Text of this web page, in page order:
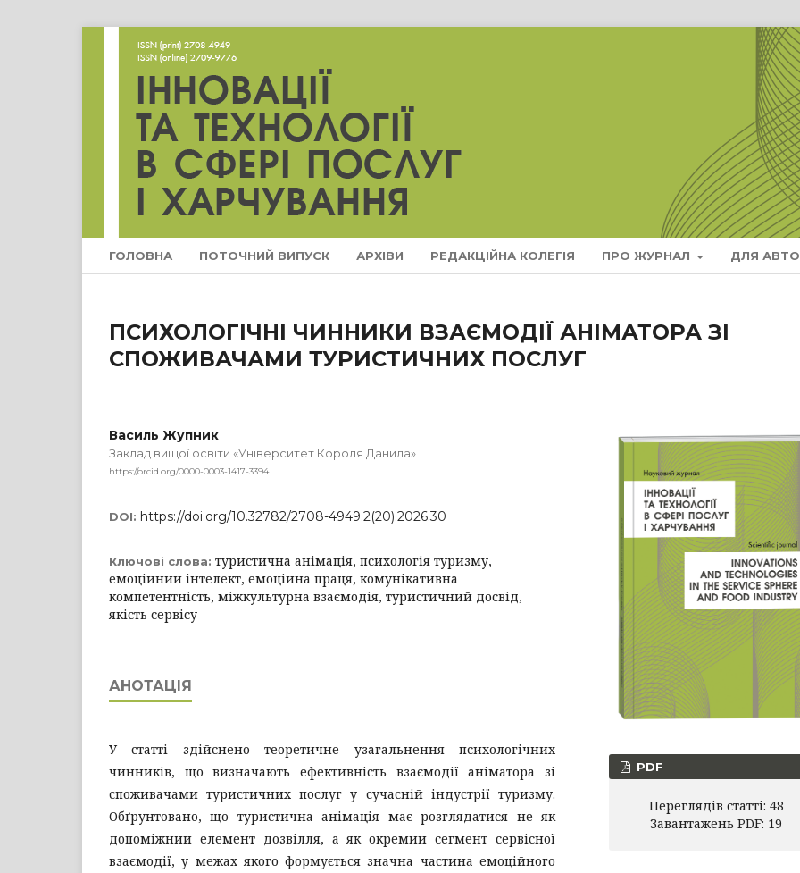
ГОЛОВНА ПОТОЧНИЙ ВИПУСК АРХІВИ РЕДАКЦІЙНА КОЛЕГІЯ ПРО ЖУРНАЛ ДЛЯ
ПСИХОЛОГІЧНІ ЧИННИКИ ВЗАЄМОДІЇ АНІМАТОРА ЗІ
СПОЖИВАЧАМИ ТУРИСТИЧНИХ ПОСЛУГ
Василь Жупник
Заклад вищої освіти «Університет Короля Данила»
https://orcid.org/0000-0003-1417-3394
DOI: https://doi.org/10.32782/2708-4949.2(20).2026.30
Ключові слова: туристична анімація, психологія туризму,
емоційний інтелект, емоційна праця, комунікативна
компетентність, міжкультурна взаємодія, туристичний досвід,
якість сервісу
АНОТАЦІЯ
У статті здійснено теоретичне узагальнення психологічних
чинників, що визначають ефективність взаємодії аніматора зі
споживачами туристичних послуг у сучасній індустрії туризму.
Обґрунтовано, що туристична анімація має розглядатися не як
допоміжний елемент дозвілля, а як окремий сегмент сервісної
взаємодії, у межах якого формується значна частина емоційного
PDF
Переглядів статті: 48
Завантажень PDF: 19